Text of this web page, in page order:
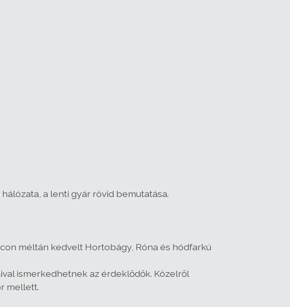
a lenti gyár rövid bemutatása.
méltán kedvelt Hortobágy, Róna és hódfarkú
ismerkedhetnek az érdeklődők. Közelről
mellett.